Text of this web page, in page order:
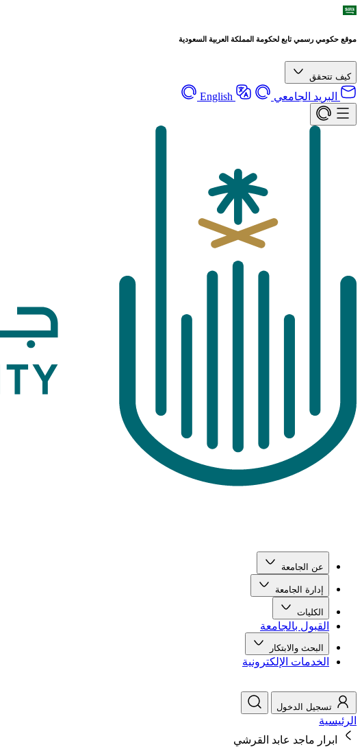
موقع حكومي رسمي تابع لحكومة المملكة العربية السعودية
كيف تتحقق
البريد الجامعي English
عن الجامعة
إدارة الجامعة
الكليات
القبول بالجامعة
البحث والابتكار
الخدمات الإلكترونية
تسجيل الدخول
الرئيسية
ابرار ماجد عابد القرشي